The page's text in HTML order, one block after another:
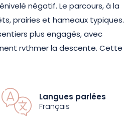
négatif. Le parcours, à la
prairies et hameaux typiques.
plus engagés, avec
rythmer la descente. Cette
de découvrir toute la
MCF garantit une pratique
progresser.
Langues parlées
Français